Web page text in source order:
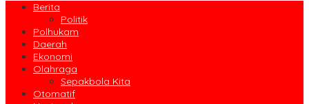
Berita
Politik
Polhukam
Daerah
Ekonomi
Olahraga
Sepakbola Kita
Otomatif